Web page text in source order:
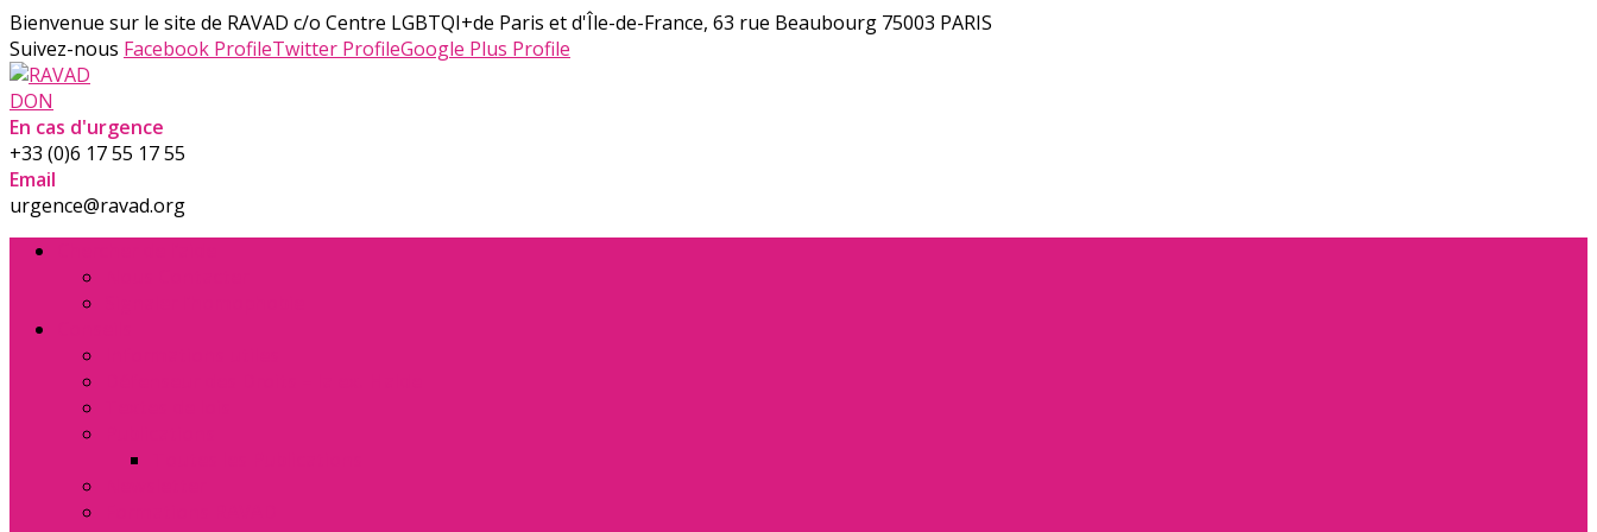
Bienvenue sur le site de RAVAD c/o Centre LGBTQI+de Paris et d'Île-de-France, 63 rue Beaubourg 75003 PARIS
Suivez-nous Facebook ProfileTwitter ProfileGoogle Plus Profile
DON
En cas d'urgence
+33 (0)6 17 55 17 55
Email
urgence@ravad.org